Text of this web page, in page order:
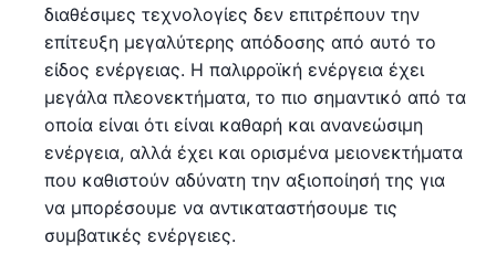
διαθέσιμες τεχνολογίες δεν επιτρέπουν την
επίτευξη μεγαλύτερης απόδοσης από αυτό το
είδος ενέργειας. Η παλιρροϊκή ενέργεια έχει
μεγάλα πλεονεκτήματα, το πιο σημαντικό από τα
οποία είναι ότι είναι καθαρή και ανανεώσιμη
ενέργεια, αλλά έχει και ορισμένα μειονεκτήματα
που καθιστούν αδύνατη την αξιοποίησή της για
να μπορέσουμε να αντικαταστήσουμε τις
συμβατικές ενέργειες.